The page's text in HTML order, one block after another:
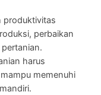
produktivitas
perbaikan
harus
memenuhi